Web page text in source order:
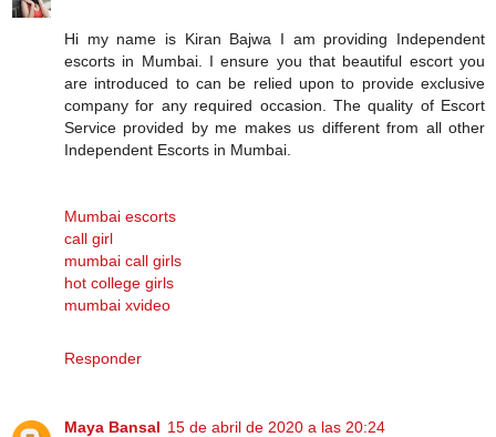
Hi my name is Kiran Bajwa I am providing Independent
escorts in Mumbai. I ensure you that beautiful escort you
are introduced to can be relied upon to provide exclusive
company for any required occasion. The quality of Escort
Service provided by me makes us different from all other
Independent Escorts in Mumbai.
Mumbai escorts
call girl
mumbai call girls
hot college girls
mumbai xvideo
Responder
Maya Bansal 15 de abril de 2020 a las 20:24